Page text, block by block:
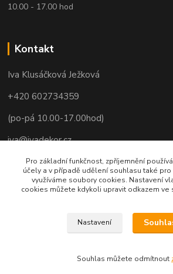
10.00 - 17.00 hod
Kontakt
Iva Klusáčková Ježková
+420 602734359
(po-pá 10.00-17.00hod)
iva@ivadekor.cz
Pro základní funkčnost, zpříjemnění
účely a v případě udělení souhlasu také
využíváme soubory cookies. Nastavení
cookies můžete kdykoli upravit odkazem ve
Nastavení
Souhlas můžete odmítnout